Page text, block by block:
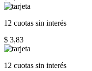
12 cuotas sin interés
$ 3,83
12 cuotas sin interés